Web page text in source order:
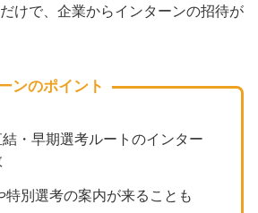
けで、企業からインターンの招待が
ンのポイント
・早期選考ルートのインター
特別選考の案内が来ることも